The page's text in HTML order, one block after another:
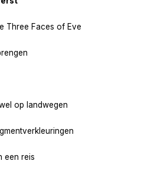
Three Faces of Eve
op landwegen
een reis